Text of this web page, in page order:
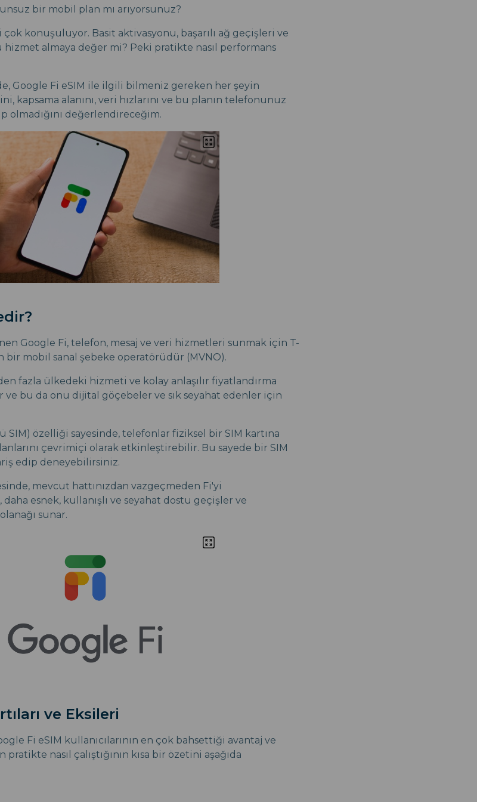
bir mobil plan mı arıyorsunuz?
konuşuluyor. Basit aktivasyonu, başarılı ağ geçişleri ve
hizmet almaya değer mi? Peki pratikte nasıl performans
Google Fi eSIM ile ilgili bilmeniz gereken her şeyin
kapsama alanını, veri hızlarını ve bu planın telefonunuz
olmadığını değerlendireceğim.
Google Fi, telefon, mesaj ve veri hizmetleri sunmak için T-
bir mobil sanal şebeke operatörüdür (MVNO).
fazla ülkedeki hizmeti ve kolay anlaşılır fiyatlandırma
ve bu da onu dijital göçebeler ve sık seyahat edenler için
SIM) özelliği sayesinde, telefonlar fiziksel bir SIM kartına
çevrimiçi olarak etkinleştirebilir. Bu sayede bir SIM
edip deneyebilirsiniz.
mevcut hattınızdan vazgeçmeden Fi'yi
esnek, kullanışlı ve seyahat dostu geçişler ve
sunar.
ve Eksileri
Fi eSIM kullanıcılarının en çok bahsettiği avantaj ve
nasıl çalıştığının kısa bir özetini aşağıda